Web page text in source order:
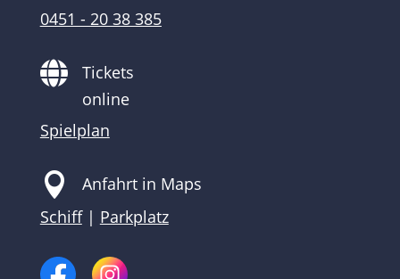
0451 - 20 38 385

Tickets
online
Spielplan

Anfahrt in Maps
Schiff| Parkplatz